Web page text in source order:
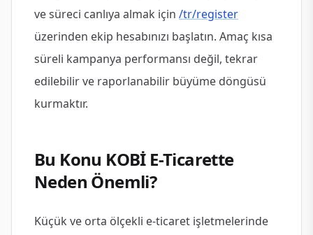
ve süreci canlıya almak için /tr/register
üzerinden ekip hesabınızı başlatın. Amaç kısa
süreli kampanya performansı değil, tekrar
edilebilir ve raporlanabilir büyüme döngüsü
kurmaktır.
Bu Konu KOBİ E-Ticarette
Neden Önemli?
Küçük ve orta ölçekli e-ticaret işletmelerinde